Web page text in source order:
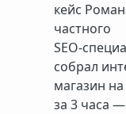
кейс
частного
собрал
магазин
за 3 часа